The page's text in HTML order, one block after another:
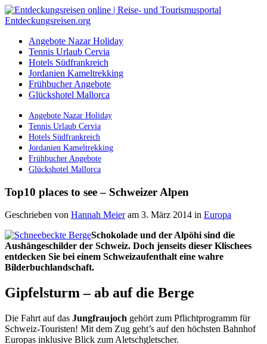
Angebote Nazar Holiday
Tennis Urlaub Cervia
Hotels Südfrankreich
Jordanien Kameltrekking
Frühbucher Angebote
Glückshotel Mallorca
Angebote Nazar Holiday
Tennis Urlaub Cervia
Hotels Südfrankreich
Jordanien Kameltrekking
Frühbucher Angebote
Glückshotel Mallorca
Top10 places to see – Schweizer Alpen
Geschrieben von Hannah Meier am 3. März 2014 in Europa
Schokolade und der Alpöhi sind die
Aushängeschilder der Schweiz. Doch jenseits dieser Klischees
entdecken Sie bei einem Schweizaufenthalt eine wahre
Bilderbuchlandschaft.
Gipfelsturm – ab auf die Berge
Die Fahrt auf das Jungfraujoch gehört zum Pflichtprogramm für
Schweiz-Touristen! Mit dem Zug geht’s auf den höchsten Bahnhof
Europas inklusive Blick zum Aletschgletscher.